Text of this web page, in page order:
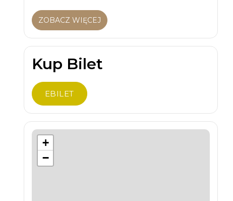
ZOBACZ WIĘCEJ
Kup Bilet
EBILET
+
−